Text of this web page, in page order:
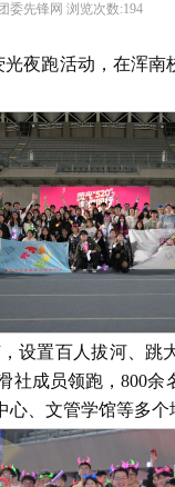
委先锋网 浏览次数:194
光夜跑活动，在浑
设置百人拔河、跳
社成员领跑，800
、文管学馆等多个